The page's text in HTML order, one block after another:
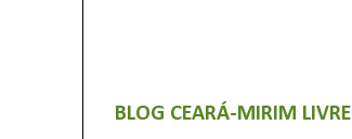
BLOG CEARÁ-MIRIM LIVRE